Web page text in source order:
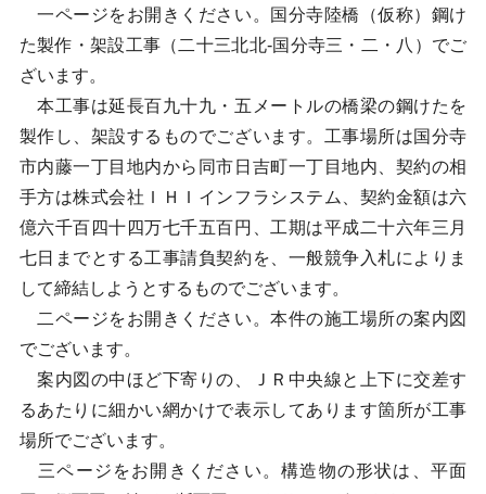
一ページをお開きください。国分寺陸橋（仮称）鋼け
た製作・架設工事（二十三北北-国分寺三・二・八）でご
ざいます。
本工事は延長百九十九・五メートルの橋梁の鋼けたを
製作し、架設するものでございます。工事場所は国分寺
市内藤一丁目地内から同市日吉町一丁目地内、契約の相
手方は株式会社ＩＨＩインフラシステム、契約金額は六
億六千百四十四万七千五百円、工期は平成二十六年三月
七日までとする工事請負契約を、一般競争入札によりま
して締結しようとするものでございます。
二ページをお開きください。本件の施工場所の案内図
でございます。
案内図の中ほど下寄りの、ＪＲ中央線と上下に交差す
るあたりに細かい網かけで表示してあります箇所が工事
場所でございます。
三ページをお開きください。構造物の形状は、平面